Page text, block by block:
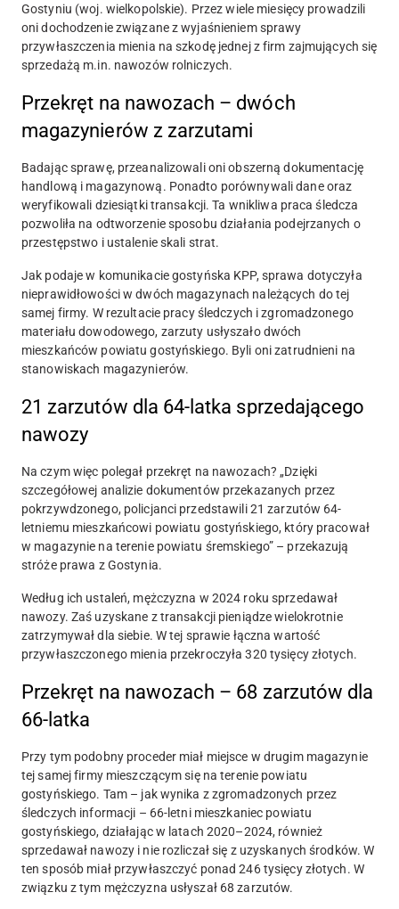
Gostyniu (woj. wielkopolskie). Przez wiele miesięcy prowadzili
oni dochodzenie związane z wyjaśnieniem sprawy
przywłaszczenia mienia na szkodę jednej z firm zajmujących się
sprzedażą m.in. nawozów rolniczych.
Przekręt na nawozach – dwóch
magazynierów z zarzutami
Badając sprawę, przeanalizowali oni obszerną dokumentację
handlową i magazynową. Ponadto porównywali dane oraz
weryfikowali dziesiątki transakcji. Ta wnikliwa praca śledcza
pozwoliła na odtworzenie sposobu działania podejrzanych o
przestępstwo i ustalenie skali strat.
Jak podaje w komunikacie gostyńska KPP, sprawa dotyczyła
nieprawidłowości w dwóch magazynach należących do tej
samej firmy. W rezultacie pracy śledczych i zgromadzonego
materiału dowodowego, zarzuty usłyszało dwóch
mieszkańców powiatu gostyńskiego. Byli oni zatrudnieni na
stanowiskach magazynierów.
21 zarzutów dla 64-latka sprzedającego
nawozy
Na czym więc polegał przekręt na nawozach? „Dzięki
szczegółowej analizie dokumentów przekazanych przez
pokrzywdzonego, policjanci przedstawili 21 zarzutów 64-
letniemu mieszkańcowi powiatu gostyńskiego, który pracował
w magazynie na terenie powiatu śremskiego” – przekazują
stróże prawa z Gostynia.
Według ich ustaleń, mężczyzna w 2024 roku sprzedawał
nawozy. Zaś uzyskane z transakcji pieniądze wielokrotnie
zatrzymywał dla siebie. W tej sprawie łączna wartość
przywłaszczonego mienia przekroczyła 320 tysięcy złotych.
Przekręt na nawozach – 68 zarzutów dla
66-latka
Przy tym podobny proceder miał miejsce w drugim magazynie
tej samej firmy mieszczącym się na terenie powiatu
gostyńskiego. Tam – jak wynika z zgromadzonych przez
śledczych informacji – 66-letni mieszkaniec powiatu
gostyńskiego, działając w latach 2020–2024, również
sprzedawał nawozy i nie rozliczał się z uzyskanych środków. W
ten sposób miał przywłaszczyć ponad 246 tysięcy złotych. W
związku z tym mężczyzna usłyszał 68 zarzutów.